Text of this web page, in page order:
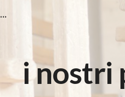
Skip to main content
Oplà cooperativa sociale Vimercate
i nostri